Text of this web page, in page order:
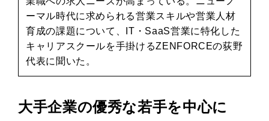
ーマル時代に求められる営業スキルや営業人材
育成の課題について、IT・SaaS営業に特化した
キャリアスクールを手掛けるZENFORCEの荻野
代表に聞いた。
大手企業の優秀な若手を中心に